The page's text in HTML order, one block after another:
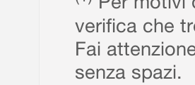
verifica che
Fai
senza spazi.